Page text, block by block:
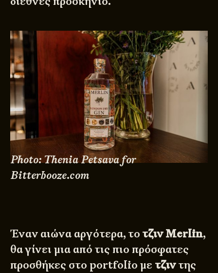
Photo: Thenia Petsava for
Bitterbooze.com
Έναν αιώνα αργότερα, το τζιν Merlin,
θα γίνει μια από τις πιο πρόσφατες
προσθήκες στο portfolio με τζιντης